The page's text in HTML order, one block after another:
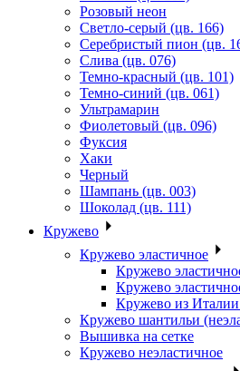
Розовый неон
Светло-серый (цв. 166)
Серебристый пион (цв.
Слива (цв. 076)
Темно-красный (цв. 101)
Темно-синий (цв. 061)
Ультрамарин
Фиолетовый (цв. 096)
Фуксия
Хаки
Черный
Шампань (цв. 003)
Шоколад (цв. 111)
Кружево
Кружево эластичное
Кружево
Кружево
Кружево из
Кружево шантильи
Вышивка на сетке
Кружево неэластичное